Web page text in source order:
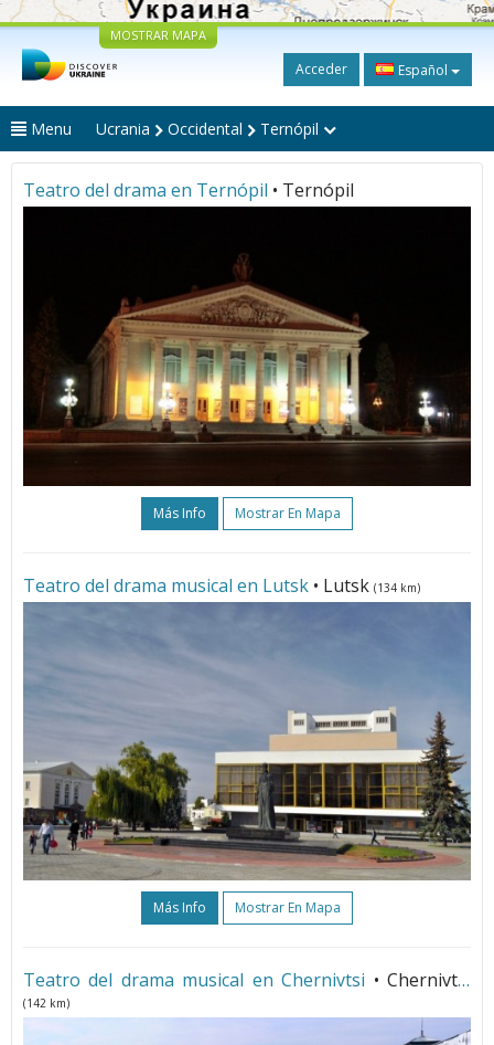
MOSTRAR MAPA
Acceder Español
Menu Ucrania Occidental Ternópil
Teatro del drama en Ternópil • Ternópil
Más Info Mostrar En Mapa
Teatro del drama musical en Lutsk • Lutsk (134 km)
Más Info Mostrar En Mapa
Teatro del drama musical en Chernivtsi • Chernivtsi
(142 km)